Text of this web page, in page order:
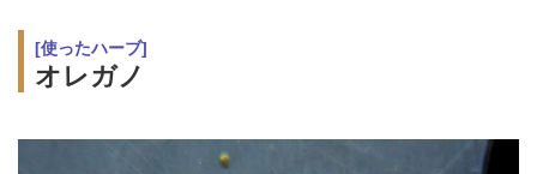
[使ったハーブ]
オレガノ